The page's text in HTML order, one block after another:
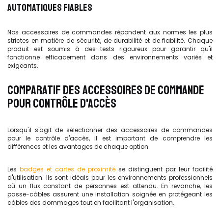
AUTOMATIQUES FIABLES
Nos accessoires de commandes répondent aux normes les plus
strictes en matière de sécurité, de durabilité et de fiabilité. Chaque
produit est soumis à des tests rigoureux pour garantir qu'il
fonctionne efficacement dans des environnements variés et
exigeants.
COMPARATIF DES ACCESSOIRES DE COMMANDE
POUR CONTRÔLE D'ACCÈS
Lorsqu'il s'agit de sélectionner des accessoires de commandes
pour le contrôle d'accès, il est important de comprendre les
différences et les avantages de chaque option.
Les badges et cartes de proximité se distinguent par leur facilité
d'utilisation. Ils sont idéals pour les environnements professionnels
où un flux constant de personnes est attendu. En revanche, les
passe-câbles assurent une installation soignée en protégeant les
câbles des dommages tout en facilitant l'organisation.